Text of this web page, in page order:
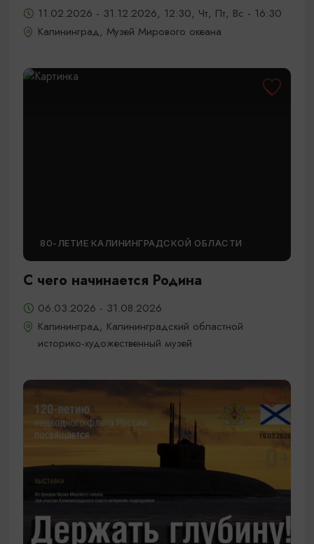
11.02.2026 - 31.12.2026, 12:30, Чт, Пт, Вс - 16:30
Калининград, Музей Мирового океана
80-ЛЕТИЕ КАЛИНИНГРАДСКОЙ ОБЛАСТИ
С чего начинается Родина
06.03.2026 - 31.08.2026
Калининград, Калининградский областной
историко-художественный музей